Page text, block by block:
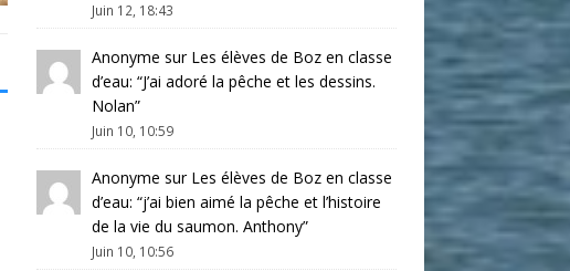
Juin 12, 18:43
Anonyme sur Les élèves de Boz en classe
d’eau: “J’ai adoré la pêche et les dessins.
Nolan”
Juin 10, 10:59
Anonyme sur Les élèves de Boz en classe
d’eau: “j’ai bien aimé la pêche et l’histoire
de la vie du saumon. Anthony”
Juin 10, 10:56